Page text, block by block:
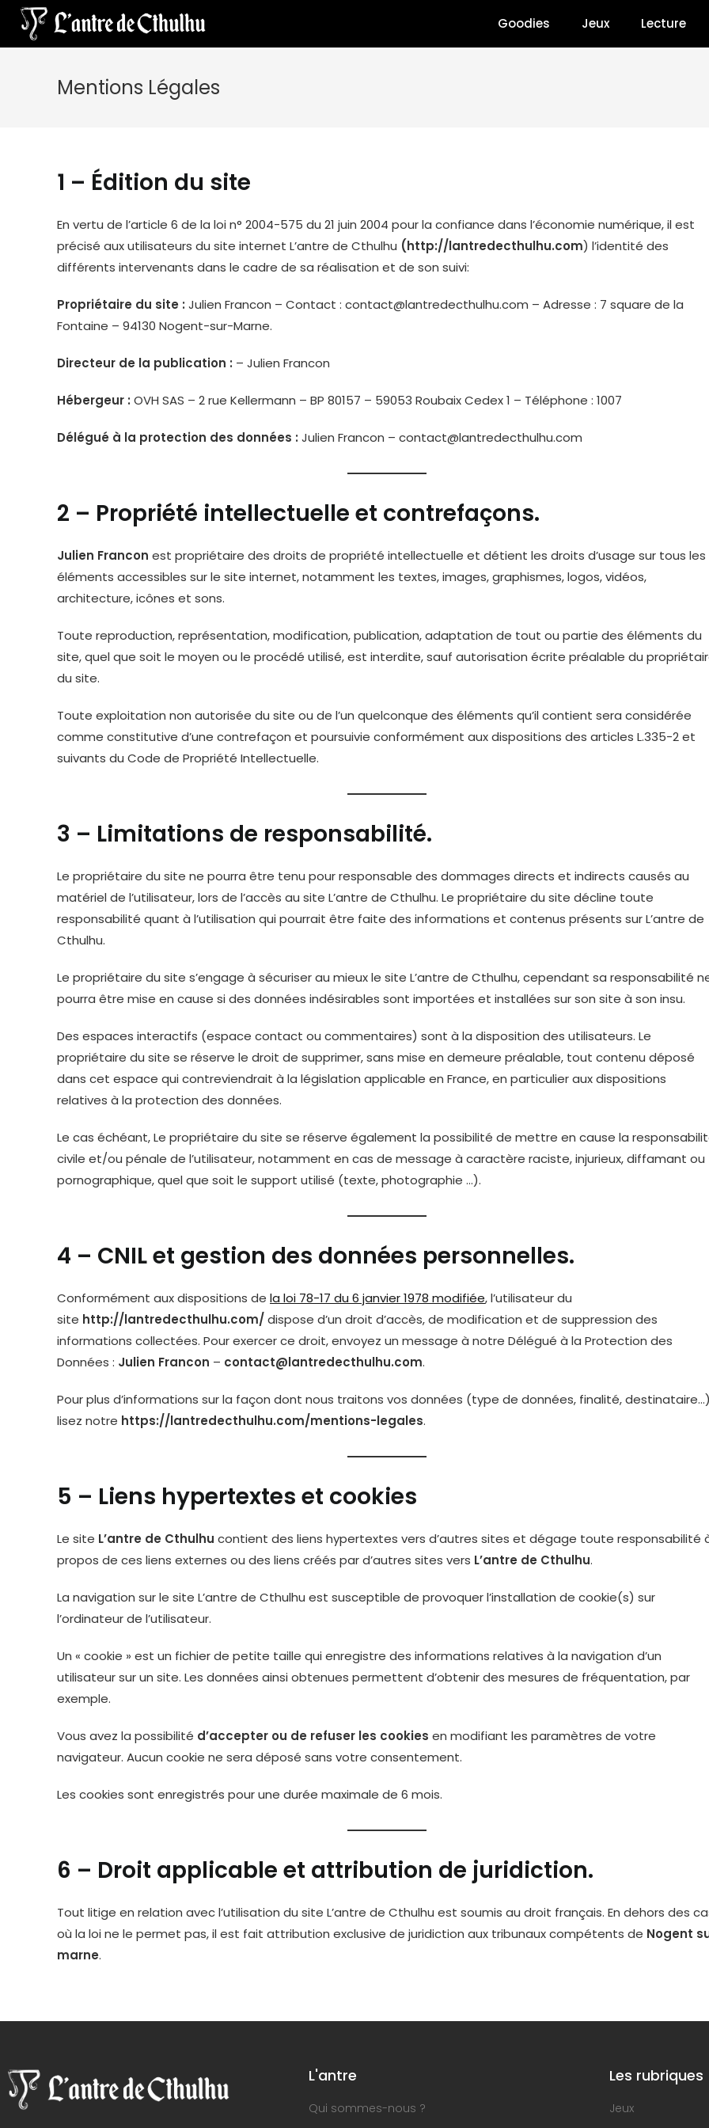
Goodies Jeux Lecture
Mentions Légales
1 – Édition du site
En vertu de l’article 6 de la loi n° 2004-575 du 21 juin 2004 pour la confiance dans l’économie numérique, il est
précisé aux utilisateurs du site internet L’antre de Cthulhu (http://lantredecthulhu.com) l’identité des
différents intervenants dans le cadre de sa réalisation et de son suivi:
Propriétaire du site : Julien Francon – Contact : contact@lantredecthulhu.com – Adresse : 7 square de la
Fontaine – 94130 Nogent-sur-Marne.
Directeur de la publication : – Julien Francon
Hébergeur : OVH SAS – 2 rue Kellermann – BP 80157 – 59053 Roubaix Cedex 1 – Téléphone : 1007
Délégué à la protection des données : Julien Francon – contact@lantredecthulhu.com
2 – Propriété intellectuelle et contrefaçons.
Julien Francon est propriétaire des droits de propriété intellectuelle et détient les droits d’usage sur tous les
éléments accessibles sur le site internet, notamment les textes, images, graphismes, logos, vidéos,
architecture, icônes et sons.
Toute reproduction, représentation, modification, publication, adaptation de tout ou partie des éléments du
site, quel que soit le moyen ou le procédé utilisé, est interdite, sauf autorisation écrite préalable du
du site.
Toute exploitation non autorisée du site ou de l’un quelconque des éléments qu’il contient sera considérée
comme constitutive d’une contrefaçon et poursuivie conformément aux dispositions des articles L.335-2 et
suivants du Code de Propriété Intellectuelle.
3 – Limitations de responsabilité.
Le propriétaire du site ne pourra être tenu pour responsable des dommages directs et indirects causés au
matériel de l’utilisateur, lors de l’accès au site L’antre de Cthulhu. Le propriétaire du site décline toute
responsabilité quant à l’utilisation qui pourrait être faite des informations et contenus présents sur L’antre de
Cthulhu.
Le propriétaire du site s’engage à sécuriser au mieux le site L’antre de Cthulhu, cependant sa responsabilité
pourra être mise en cause si des données indésirables sont importées et installées sur son site à son insu.
Des espaces interactifs (espace contact ou commentaires) sont à la disposition des utilisateurs. Le
propriétaire du site se réserve le droit de supprimer, sans mise en demeure préalable, tout contenu déposé
dans cet espace qui contreviendrait à la législation applicable en France, en particulier aux dispositions
relatives à la protection des données.
Le cas échéant, Le propriétaire du site se réserve également la possibilité de mettre en cause la
civile et/ou pénale de l’utilisateur, notamment en cas de message à caractère raciste, injurieux, diffamant ou
pornographique, quel que soit le support utilisé (texte, photographie …).
4 – CNIL et gestion des données personnelles.
Conformément aux dispositions de la loi 78-17 du 6 janvier 1978 modifiée, l’utilisateur du
site http://lantredecthulhu.com/ dispose d’un droit d’accès, de modification et de suppression des
informations collectées. Pour exercer ce droit, envoyez un message à notre Délégué à la Protection des
Données : Julien Francon – contact@lantredecthulhu.com.
Pour plus d’informations sur la façon dont nous traitons vos données (type de données, finalité,
lisez notre https://lantredecthulhu.com/mentions-legales.
5 – Liens hypertextes et cookies
Le site L’antre de Cthulhu contient des liens hypertextes vers d’autres sites et dégage toute responsabilité
propos de ces liens externes ou des liens créés par d’autres sites vers L’antre de Cthulhu.
La navigation sur le site L’antre de Cthulhu est susceptible de provoquer l’installation de cookie(s) sur
l’ordinateur de l’utilisateur.
Un « cookie » est un fichier de petite taille qui enregistre des informations relatives à la navigation d’un
utilisateur sur un site. Les données ainsi obtenues permettent d’obtenir des mesures de fréquentation, par
exemple.
Vous avez la possibilité d’accepter ou de refuser les cookies en modifiant les paramètres de votre
navigateur. Aucun cookie ne sera déposé sans votre consentement.
Les cookies sont enregistrés pour une durée maximale de 6 mois.
6 – Droit applicable et attribution de juridiction.
Tout litige en relation avec l’utilisation du site L’antre de Cthulhu est soumis au droit français. En dehors des
où la loi ne le permet pas, il est fait attribution exclusive de juridiction aux tribunaux compétents de Nogent
marne.
L'antre
Qui sommes-nous ?
Les rubriques
Jeux